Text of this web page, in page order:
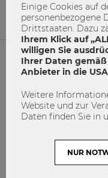
NETIQUETTE
IMPRESSUM
MACH MIT!
DATENSCHUTZ
Einige Cookies auf
personenbezogene
Drittstaaten. Dazu
Ihrem Klick auf
willigen Sie
Ihrer Daten gemäß
Anbieter in die
Weitere
Website und zur
Daten finden Sie in
NUR